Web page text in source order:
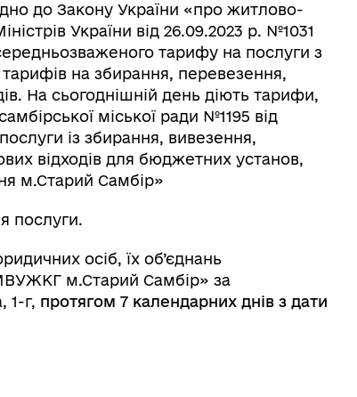
до Закону України «про житлово-
України від 26.09.2023 р. №1031
тарифу на послуги з
на збирання, перевезення,
На сьогоднішній день діють тарифи,
міської ради №1195 від
із збирання, вивезення,
відходів для бюджетних установ,
м.Старий Самбір»
послуги.
осіб, їх об’єднань
м.Старий Самбір» за
1-г, протягом 7 календарних днів з дати